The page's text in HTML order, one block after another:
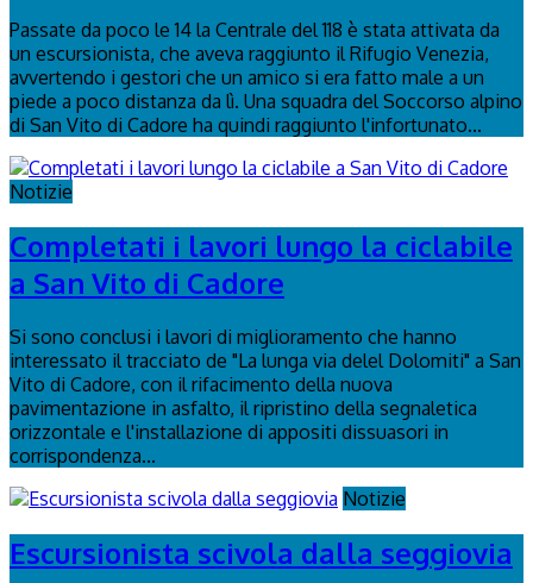
Passate da poco le 14 la Centrale del 118 è stata attivata da
un escursionista, che aveva raggiunto il Rifugio Venezia,
avvertendo i gestori che un amico si era fatto male a un
piede a poco distanza da lì. Una squadra del Soccorso alpino
di San Vito di Cadore ha quindi raggiunto l'infortunato...
Notizie
Completati i lavori lungo la ciclabile
a San Vito di Cadore
Si sono conclusi i lavori di miglioramento che hanno
interessato il tracciato de "La lunga via delel Dolomiti" a San
Vito di Cadore, con il rifacimento della nuova
pavimentazione in asfalto, il ripristino della segnaletica
orizzontale e l'installazione di appositi dissuasori in
corrispondenza...
Notizie
Escursionista scivola dalla seggiovia